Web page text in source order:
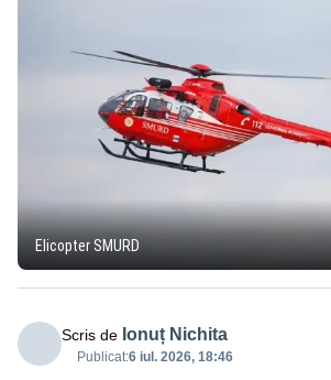
Elicopter SMURD
Scris de Ionuț Nichita
Publicat:6 iul. 2026, 18:46